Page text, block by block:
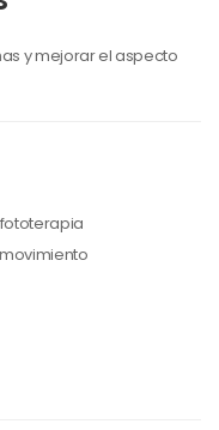
y mejorar el aspecto